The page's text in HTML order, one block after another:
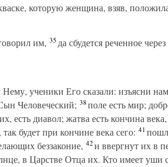
которую женщина, взяв,
им, 35да сбудется реченное
ученики Его сказали: изъясни
Человеческий; 38поле есть мир;
есть диавол; жатва есть кончина
будет при кончине века сего: 41
беззаконие, 42и ввергнут их в
в Царстве Отца их. Кто имеет